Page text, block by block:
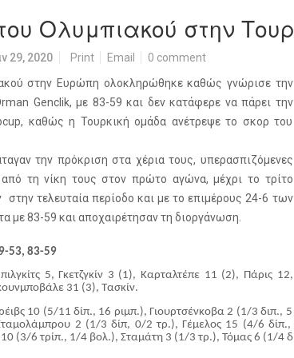
Ολυμπιακού στην
29, 2020 Print Email 0 comment
στην Ευρώπη ολοκληρώθηκε καθώς γνώρισε την
Genclik, με 83-59 και δεν κατάφερε να πάρει την
καθώς η Τουρκική ομάδα ανέτρεψε το σκορ του
την πρόκριση στα χέρια τους, υπερασπιζόμενες
τη νίκη τους στον πρώτο αγώνα, μέχρι το τρίτο
τελευταία περίοδο και με το επιμέρους 24-6 των
με 83-59 και αποχαιρέτησαν τη διοργάνωση.
53, 83-59
5, Γκετζγκίν 3 (1), Καρταλτέπε 11 (2), Πάρις 12,
31 (3), Τασκίν.
10 (5/11 δίπ., 16 ριμπ.), Γιουρτσένκοβα 2 (1/3 διπ.,
2 (1/3 δίπ, 0/2 τρ.), Γέμελος 15 (4/6
(3/6 τρίπ., 1/4 βολ.), Σταμάτη 3 (1/3 τρ.), Τόμας 6 (1/4